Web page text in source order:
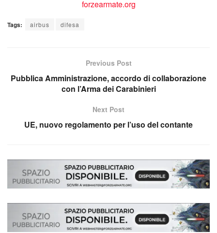
Tags: airbus difesa
Previous Post
Pubblica Amministrazione, accordo di collaborazione
con l’Arma dei Carabinieri
Next Post
UE, nuovo regolamento per l’uso del contante